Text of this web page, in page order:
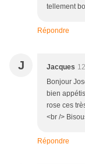
tellement
Répondre
J Jacques
Bonjour
bien
rose ces
<br />
Répondre